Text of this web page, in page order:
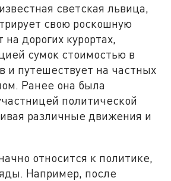
светская львица,
свою роскошную
дорогих курортах,
сумок стоимостью в
и путешествует на частных
Ранее она была
политической
различные движения и
относится к политике,
Например, после